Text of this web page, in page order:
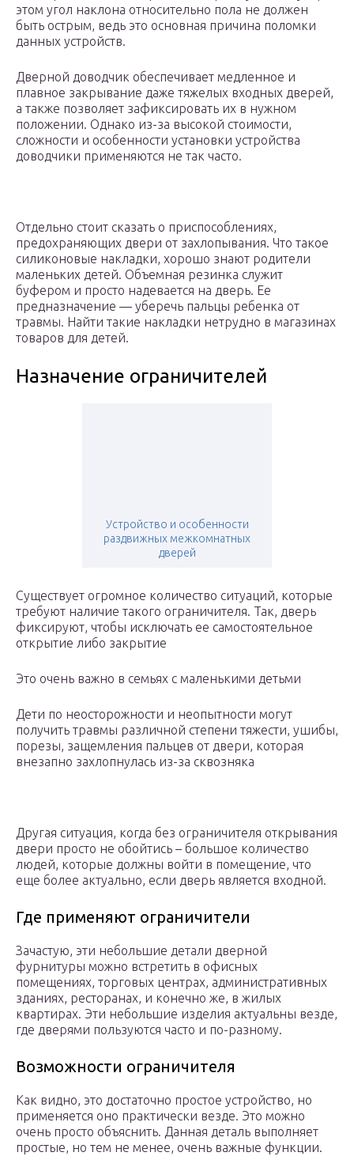
этом угол наклона относительно пола не должен
быть острым, ведь это основная причина поломки
данных устройств.
Дверной доводчик обеспечивает медленное и
плавное закрывание даже тяжелых входных дверей,
а также позволяет зафиксировать их в нужном
положении. Однако из-за высокой стоимости,
сложности и особенности установки устройства
доводчики применяются не так часто.
Отдельно стоит сказать о приспособлениях,
предохраняющих двери от захлопывания. Что такое
силиконовые накладки, хорошо знают родители
маленьких детей. Объемная резинка служит
буфером и просто надевается на дверь. Ее
предназначение — уберечь пальцы ребенка от
травмы. Найти такие накладки нетрудно в магазинах
товаров для детей.
Назначение ограничителей
Устройство и особенности
раздвижных межкомнатных
дверей
Существует огромное количество ситуаций, которые
требуют наличие такого ограничителя. Так, дверь
фиксируют, чтобы исключать ее самостоятельное
открытие либо закрытие
Это очень важно в семьях с маленькими детьми
Дети по неосторожности и неопытности могут
получить травмы различной степени тяжести, ушибы,
порезы, защемления пальцев от двери, которая
внезапно захлопнулась из-за сквозняка
Другая ситуация, когда без ограничителя открывания
двери просто не обойтись – большое количество
людей, которые должны войти в помещение, что
еще более актуально, если дверь является входной.
Где применяют ограничители
Зачастую, эти небольшие детали дверной
фурнитуры можно встретить в офисных
помещениях, торговых центрах, административных
зданиях, ресторанах, и конечно же, в жилых
квартирах. Эти небольшие изделия актуальны везде,
где дверями пользуются часто и по-разному.
Возможности ограничителя
Как видно, это достаточно простое устройство, но
применяется оно практически везде. Это можно
очень просто объяснить. Данная деталь выполняет
простые, но тем не менее, очень важные функции.